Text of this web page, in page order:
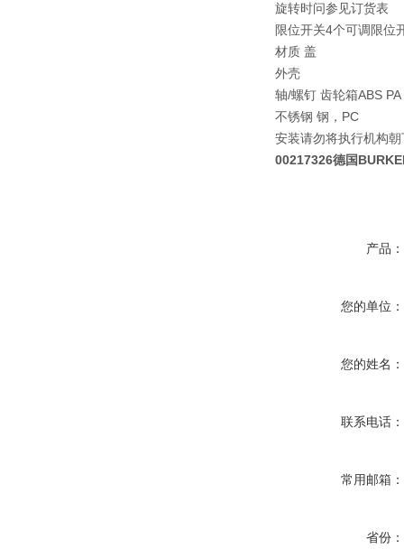
旋转时问参见订货表
限位开关4个可调限位
材质 盖
外壳
轴/螺钉 齿轮箱ABS PA
不锈钢 钢，PC
安装请勿将执行机构朝
00217326德国
产品：
您的单位：
您的姓名：
联系电话：
常用邮箱：
省份：